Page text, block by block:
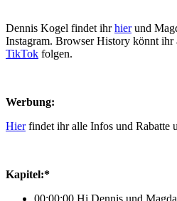
Dennis Kogel findet ihrhierund
Instagram. Browser History könnt ihr
TikTok folgen.
Werbung:
Hierfindet ihr alle Infos und Rabatte
Kapitel:*